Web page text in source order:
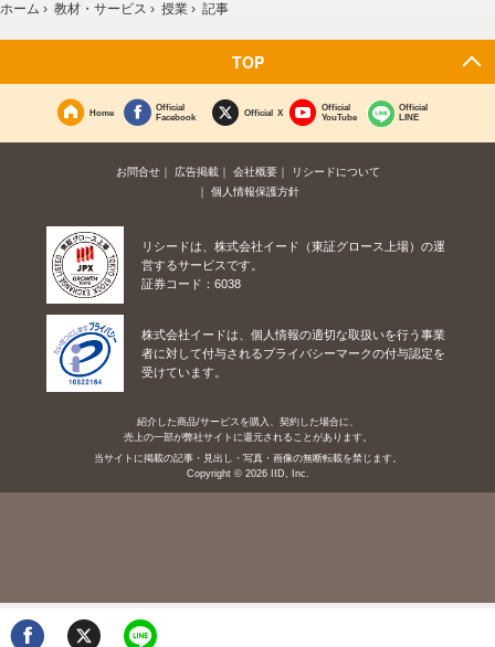
ホーム › 教材・サービス › 授業 › 記事
TOP
Home
Official
Facebook
Official X
Official
YouTube
Official
LINE
お問合せ 広告掲載 会社概要
リシードについて
個人情報保護方針
リシードは、株式会社イード（東証グロース上場）の運
営するサービスです。
証券コード：6038
株式会社イードは、個人情報の適切な取扱いを行う事業
者に対して付与されるプライバシーマークの付与認定を
受けています。
紹介した商品/サービスを購入、契約した場合に、
売上の一部が弊社サイトに還元されることがあります。
当サイトに掲載の記事・見出し・写真・画像の無断転載を禁じます。
Copyright © 2026 IID, Inc.